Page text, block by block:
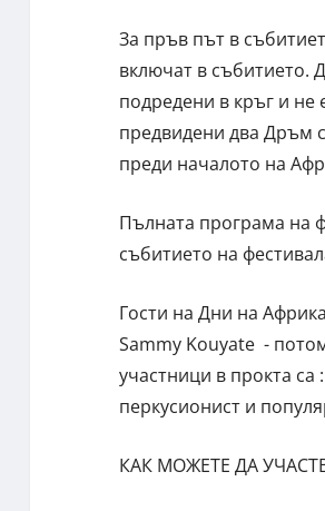
За пръв път в
включат в събитието.
подредени в кръг и не
предвидени два Дръм
преди началото на
Пълната програма на
събитието на
Гости на Дни на
Sammy Kouyate -
участници в прокта
перкусионист и
КАК МОЖЕТЕ ДА